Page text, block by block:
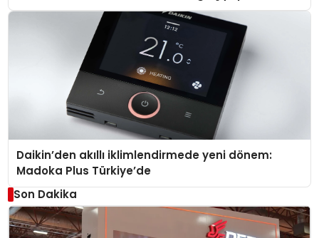
Daikin’den akıllı iklimlendirmede yeni dönem:
Madoka Plus Türkiye’de
Son Dakika